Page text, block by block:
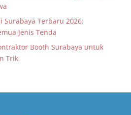
Surabaya Terbaru 2026:
Jenis Tenda
Booth Surabaya untuk
Trik